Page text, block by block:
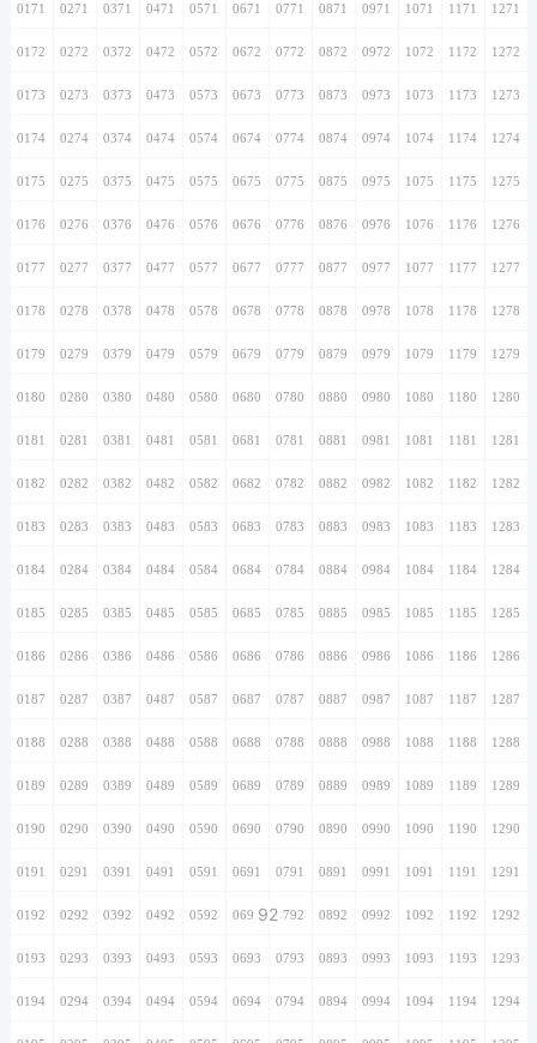
0171 0271 0371 0471 0571 0671 0771 0871 0971 1071 1171 1271
0172 0272 0372 0472 0572 0672 0772 0872 0972 1072 1172 1272
0173 0273 0373 0473 0573 0673 0773 0873 0973 1073 1173 1273
0174 0274 0374 0474 0574 0674 0774 0874 0974 1074 1174 1274
0175 0275 0375 0475 0575 0675 0775 0875 0975 1075 1175 1275
0176 0276 0376 0476 0576 0676 0776 0876 0976 1076 1176 1276
0177 0277 0377 0477 0577 0677 0777 0877 0977 1077 1177 1277
0178 0278 0378 0478 0578 0678 0778 0878 0978 1078 1178 1278
0179 0279 0379 0479 0579 0679 0779 0879 0979 1079 1179 1279
0180 0280 0380 0480 0580 0680 0780 0880 0980 1080 1180 1280
0181 0281 0381 0481 0581 0681 0781 0881 0981 1081 1181 1281
0182 0282 0382 0482 0582 0682 0782 0882 0982 1082 1182 1282
0183 0283 0383 0483 0583 0683 0783 0883 0983 1083 1183 1283
0184 0284 0384 0484 0584 0684 0784 0884 0984 1084 1184 1284
0185 0285 0385 0485 0585 0685 0785 0885 0985 1085 1185 1285
0186 0286 0386 0486 0586 0686 0786 0886 0986 1086 1186 1286
0187 0287 0387 0487 0587 0687 0787 0887 0987 1087 1187 1287
0188 0288 0388 0488 0588 0688 0788 0888 0988 1088 1188 1288
0189 0289 0389 0489 0589 0689 0789 0889 0989 1089 1189 1289
0190 0290 0390 0490 0590 0690 0790 0890 0990 1090 1190 1290
0191 0291 0391 0491 0591 0691 0791 0891 0991 1091 1191 1291
0192 0292 0392 0492 0592 0692920792 0892 0992 1092 1192 1292
0193 0293 0393 0493 0593 0693 0793 0893 0993 1093 1193 1293
0194 0294 0394 0494 0594 0694 0794 0894 0994 1094 1194 1294